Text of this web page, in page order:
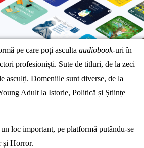
pe care poți asculta audiobook-uri în
profesioniști. Sute de titluri, de la zeci
asculți. Domeniile sunt diverse, de la
Adult la Istorie, Politică și Științe
loc important, pe platformă putându-se
și Horror.